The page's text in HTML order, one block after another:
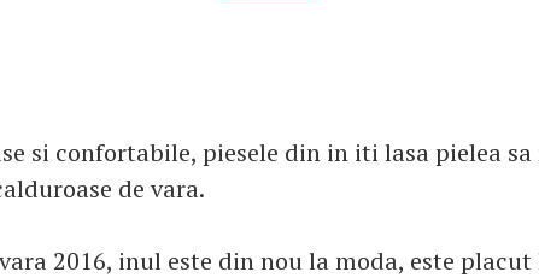
si confortabile, piesele din in iti lasa pielea
de vara.
2016, inul este din nou la moda, este